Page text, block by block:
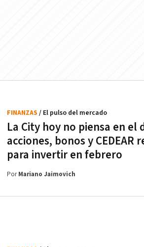
La City hoy no piensa en el
acciones, bonos y CEDEAR
para invertir en febrero
FINANZAS / El pulso del mercado
PorMariano Jaimovich